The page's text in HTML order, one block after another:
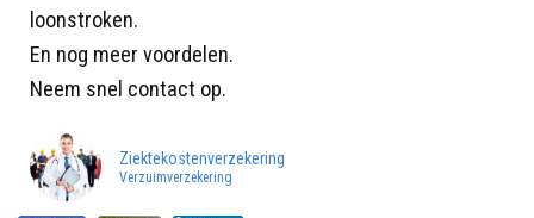
loonstroken.
En nog meer voordelen.
Neem snel contact op.
Ziektekostenverzekering
Verzuimverzekering